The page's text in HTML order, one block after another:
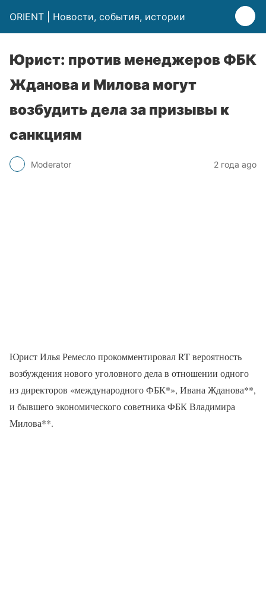
ORIENT | Новости, события, истории
Юрист: против менеджеров ФБК
Жданова и Милова могут
возбудить дела за призывы к
санкциям
Moderator 2 года ago
Юрист Илья Ремесло прокомментировал RT вероятность
возбуждения нового уголовного дела в отношении одного
из директоров «международного ФБК*», Ивана Жданова**,
и бывшего экономического советника ФБК Владимира
Милова**.